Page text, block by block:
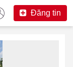
Đăng tin